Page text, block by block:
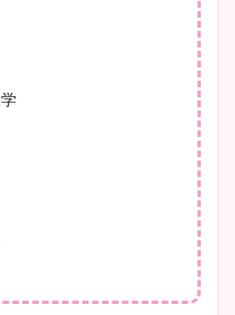
安藤萌々アナのカップ画像や
ニット衣装まとめ！美足の筋
鈴木唯の太ってた時の体重が
ヤバすぎww原因や痩せたダ